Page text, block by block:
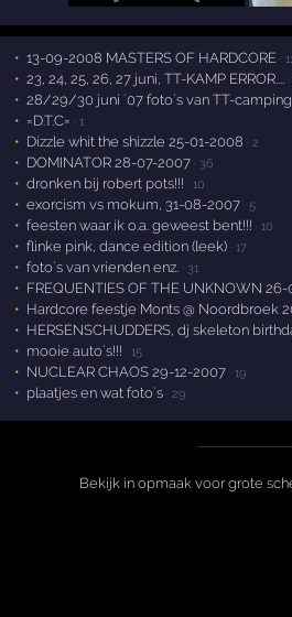
13-09-2008 MASTERS OF HARDCORE · 11
23, 24, 25, 26, 27 juni, TT-KAMP ERROR....
28/29/30 juni `07 foto`s van TT-camping
=D.T.C= · 1
Dizzle whit the shizzle 25-01-2008 · 2
DOMINATOR 28-07-2007 · 36
dronken bij robert pots!!! · 10
exorcism vs mokum, 31-08-2007 · 5
feesten waar ik o.a. geweest bent!!! · 10
flinke pink, dance edition (leek) · 17
foto`s van vrienden enz. · 31
FREQUENTIES OF THE UNKNOWN 26-
Hardcore feestje Monts @ Noordbroek
HERSENSCHUDDERS, dj skeleton
mooie auto`s!!! · 15
NUCLEAR CHAOS 29-12-2007 · 19
plaatjes en wat foto`s · 29
Bekijk in opmaak voor grote